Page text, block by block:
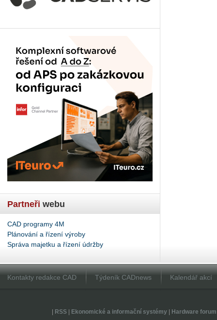
Partneři webu
CAD programy 4M
Plánování a řízení výroby
Správa majetku a řízení údržby
Kontakty redakce CAD Týdeník CADnews Kalendář akcí
RSS| Ekonomické a informační systémy| Hardware forum